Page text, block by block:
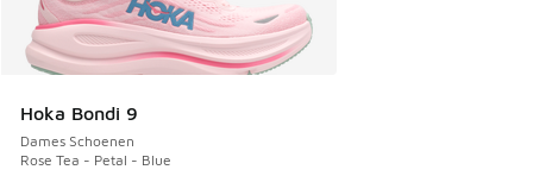
Hoka Bondi 9
Dames Schoenen
Rose Tea - Petal - Blue